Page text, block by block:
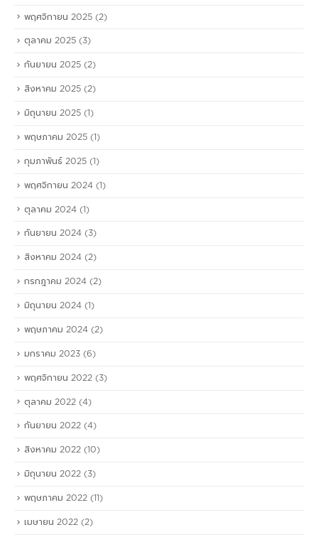
พฤศจิกายน 2025 (2)
ตุลาคม 2025 (3)
กันยายน 2025 (2)
สิงหาคม 2025 (2)
มิถุนายน 2025 (1)
พฤษภาคม 2025 (1)
กุมภาพันธ์ 2025 (1)
พฤศจิกายน 2024 (1)
ตุลาคม 2024 (1)
กันยายน 2024 (3)
สิงหาคม 2024 (2)
กรกฎาคม 2024 (2)
มิถุนายน 2024 (1)
พฤษภาคม 2024 (2)
มกราคม 2023 (6)
พฤศจิกายน 2022 (3)
ตุลาคม 2022 (4)
กันยายน 2022 (4)
สิงหาคม 2022 (10)
มิถุนายน 2022 (3)
พฤษภาคม 2022 (11)
เมษายน 2022 (2)